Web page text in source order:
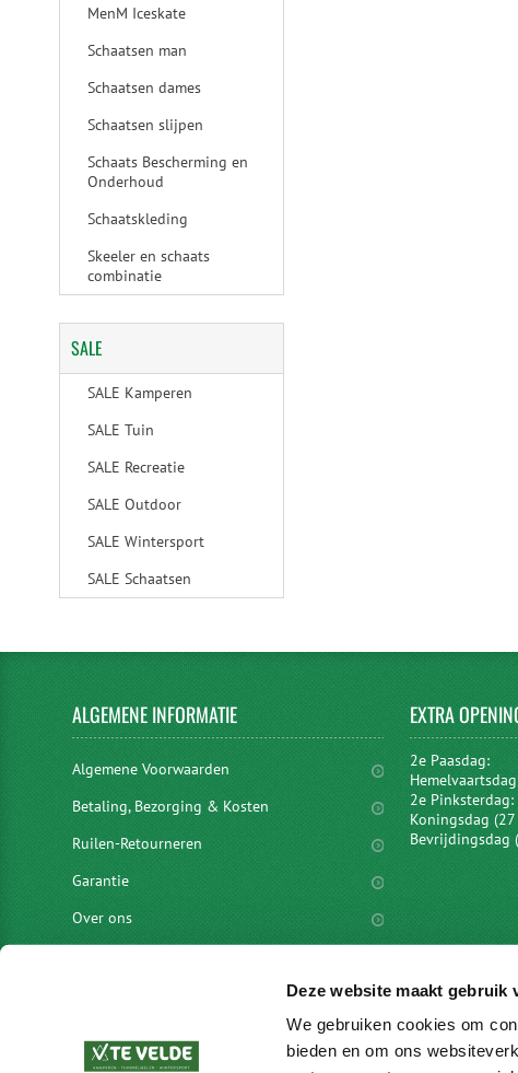
Deze website maakt gebruik
We gebruiken cookies om
bieden en om ons
MenM Iceskate
Schaatsen man
Schaatsen dames
Schaatsen slijpen
Schaats Bescherming en
Onderhoud
Schaatskleding
Skeeler en schaats
combinatie
SALE
SALE Kamperen
SALE Tuin
SALE Recreatie
SALE Outdoor
SALE Wintersport
SALE Schaatsen
ALGEMENEINFORMATIE
Algemene Voorwaarden
Betaling, Bezorging & Kosten
Ruilen-Retourneren
Garantie
Over ons
vacatures
EXTRA
2e Paasdag:
Hemelvaartsdag
2e Pinksterdag:
Koningsdag
Bevrijdingsdag